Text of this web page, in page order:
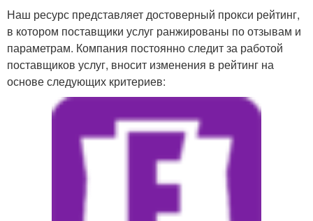
Наш ресурс представляет достоверный прокси рейтинг,
в котором поставщики услуг ранжированы по отзывам и
параметрам. Компания постоянно следит за работой
поставщиков услуг, вносит изменения в рейтинг на
основе следующих критериев: